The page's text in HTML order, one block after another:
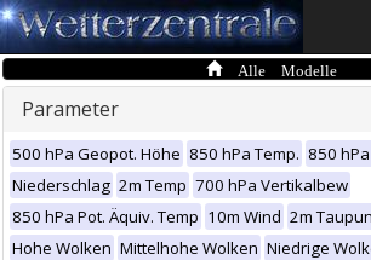
Alle Modelle
Parameter
500 hPa Geopot. Höhe 850 hPa Temp. 850
Niederschlag 2m Temp 700 hPa Vertikalbew
850 hPa Pot. Äquiv. Temp 10m Wind 2m
Hohe Wolken Mittelhohe Wolken Niedrige